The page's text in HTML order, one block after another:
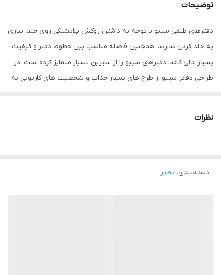
توضیحات
دفترهای طلقی سیبو با توجه به داشتن روکش پلاستیکی روی جلد، نیازی
به جلد کردن ندارند. همچنین فاصله مناسب بین خطوط دفتر و کیفیت
بسیار عالی کاغذ، دفترهای سیبو را از سایرین بسیار متمایز کرده است. در
طراحی دفاتر سیبو از طرح های بسیار جذاب و شخصیت های کارتونی به
نظرات
دسته‌بندی: دفاتر